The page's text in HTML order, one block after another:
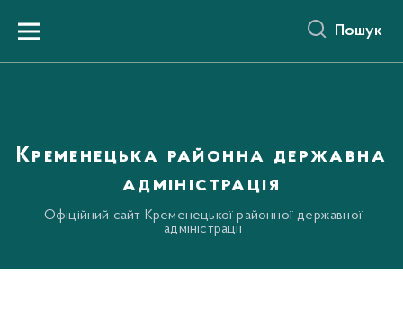
вмістуMenu Пошук
Кременецька районна державна
адміністрація
Офіційний сайт Кременецької районної державної
адміністрації